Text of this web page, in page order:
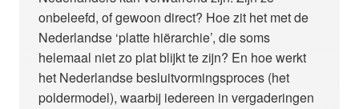
onbeleefd, of gewoon direct? Hoe zit het met de
Nederlandse ‘platte hiërarchie’, die soms
helemaal niet zo plat blijkt te zijn? En hoe werkt
het Nederlandse besluitvormingsproces (het
poldermodel), waarbij iedereen in vergaderingen